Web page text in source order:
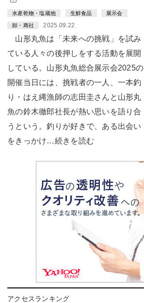
水産乾物・塩蔵他 生鮮食品 展示会
卸・商社 2025.09.22
山形丸魚は「未来への挑戦」を試み
ている人々の後押しをする活動を展開
している。山形丸魚総合展示会2025の
開催当日には、挑戦者の一人、一本釣
り・はえ縄漁師の志田圭さんと山形丸
魚の鈴木徹郎社長が熱い思いを語り合
うという。釣りが好きで、ある出会い
をきっかけ…続きを読む
アクセスランキング